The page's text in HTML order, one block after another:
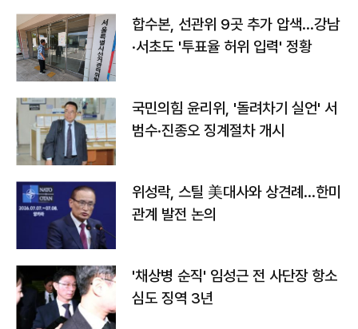
합수본, 선관위 9곳 추가 압색…강남
·서초도 '투표율 허위 입력' 정황
국민의힘 윤리위, '돌려차기 실언' 서
범수·진종오 징계절차 개시
위성락, 스틸 美대사와 상견례…한미
관계 발전 논의
'채상병 순직' 임성근 전 사단장 항소
심도 징역 3년